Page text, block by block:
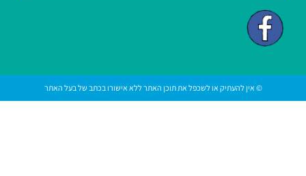
© אין להעתיק או לשכפל את תוכן האתר ללא אישורו בכתב של בעל האתר